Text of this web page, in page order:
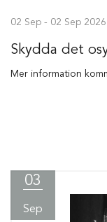
02 Sep - 02 Sep
Skydda det
Mer information
03
Sep